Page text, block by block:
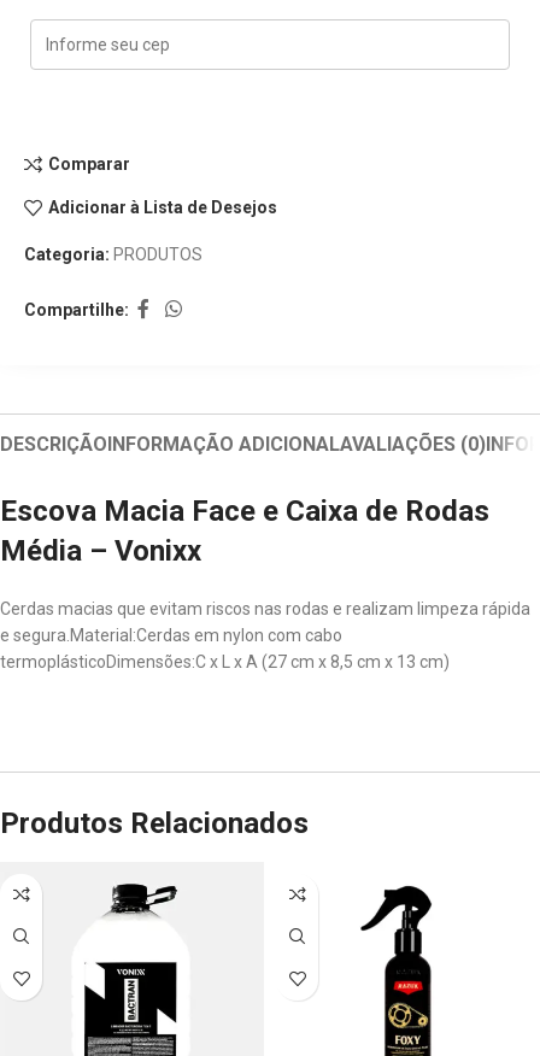
Comparar
Adicionar à Lista de Desejos
Categoria: PRODUTOS
Compartilhe:
DESCRIÇÃOINFORMAÇÃO ADICIONALAVALIAÇÕES (0)
Escova Macia Face e Caixa de Rodas
Média – Vonixx
Cerdas macias que evitam riscos nas rodas e realizam limpeza rápida
e segura.Material:Cerdas em nylon com cabo
termoplásticoDimensões:C x L x A (27 cm x 8,5 cm x 13 cm)
Produtos Relacionados